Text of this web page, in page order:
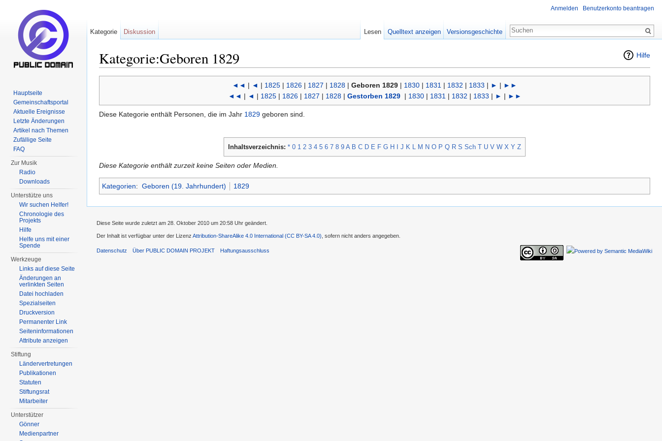
Hilfe
Kategorie:Geboren 1829
◄◄ | ◄ | 1825 | 1826 | 1827 | 1828 | Geboren 1829 | 1830 | 1831 | 1832 | 1833 | ► | ►►
◄◄ | ◄ | 1825| 1826| 1827 | 1828| Gestorben 1829| 1830| 1831| 1832 | 1833 | ► | ►►
Diese Kategorie enthält Personen, die im Jahr 1829 geboren sind.
Inhaltsverzeichnis: * 0 1 2 3 4 5 6 7 8 9 A B C D E F G H J K L M N O P Q R S Sch T U V W X Y Z
Diese Kategorie enthält zurzeit keine Seiten oder Medien.
Kategorien: Geboren (19. Jahrhundert) 1829
Anmelden Benutzerkonto beantragen
Kategorie Diskussion Lesen Quelltext anzeigen Versionsgeschichte
Hauptseite
Gemeinschaftsportal
Aktuelle Ereignisse
Letzte Änderungen
Artikel nach Themen
Zufällige Seite
FAQ
Zur Musik
Radio
Downloads
Unterstütze uns
Wir suchen Helfer!
Chronologie des
Projekts
Hilfe
Helfe uns mit einer
Spende
Werkzeuge
Links auf diese Seite
Änderungen an
verlinkten Seiten
Datei hochladen
Spezialseiten
Druckversion
Permanenter Link
Seiten­informationen
Attribute anzeigen
Stiftung
Ländervertretungen
Publikationen
Statuten
Stiftungsrat
Mitarbeiter
Unterstützer
Gönner
Medienpartner
Diese Seite wurde zuletzt am 28. Oktober 2010 um 20:58 Uhr geändert.
Der Inhalt ist verfügbar unter der Lizenz Attribution-ShareAlike 4.0 International (CC BY-SA 4.0) , sofern nicht anders angegeben.
Datenschutz Über PUBLIC DOMAIN PROJEKT Haftungsausschluss